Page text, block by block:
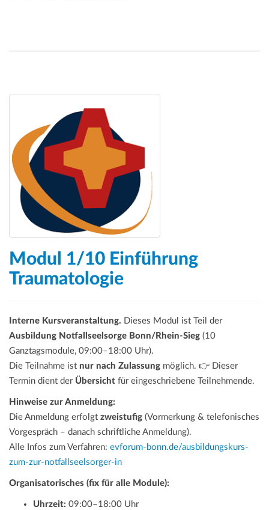
Modul 1/10 Einführung
Traumatologie
Interne Kursveranstaltung. Dieses Modul ist Teil der
Ausbildung Notfallseelsorge Bonn/Rhein-Sieg (10
Ganztagsmodule, 09:00–18:00 Uhr).
Die Teilnahme ist nur nach Zulassung möglich. 👉 Dieser
Termin dient der Übersicht für eingeschriebene Teilnehmende.
Hinweise zur Anmeldung:
Die Anmeldung erfolgt zweistufig (Vormerkung & telefonisches
Vorgespräch – danach schriftliche Anmeldung).
Alle Infos zum Verfahren: evforum-bonn.de/ausbildungskurs-
zum-zur-notfallseelsorger-in
Organisatorisches (fix für alle Module):
Uhrzeit: 09:00–18:00 Uhr